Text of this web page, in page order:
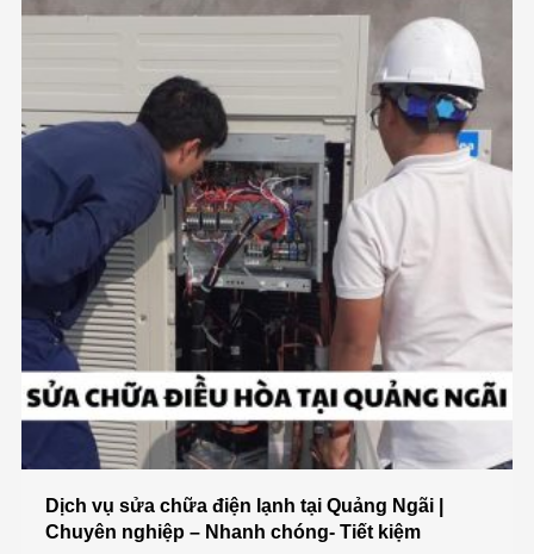
Dịch vụ sửa chữa điện lạnh tại Quảng Ngãi |
Chuyên nghiệp – Nhanh chóng- Tiết kiệm